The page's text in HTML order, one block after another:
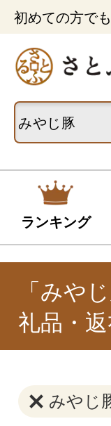
初めての方で
ランキング
「みや
礼品・
みやじ